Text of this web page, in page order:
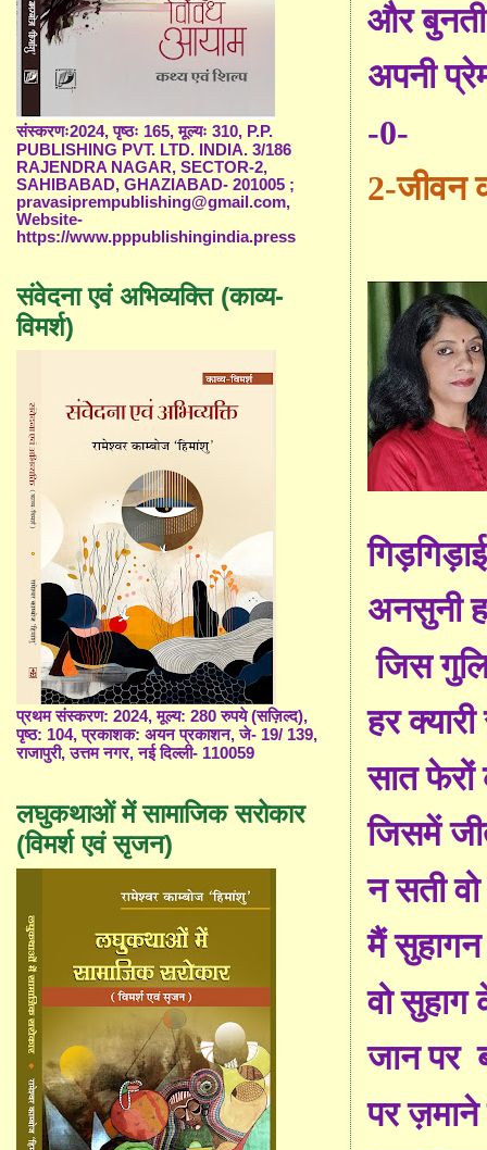
और बुनती
अपनी
-0-
2-जीवन
अनसुनी
जिस
हर
सात फेरों
जिसमें
न सती
मैं
वो सुहाग
जान पर
पर
संस्करणः2024, पृष्ठः 165, मूल्यः 310, P.P.
PUBLISHING PVT. LTD. INDIA. 3/186
RAJENDRA NAGAR, SECTOR-2,
SAHIBABAD, GHAZIABAD- 201005 ;
pravasiprempublishing@gmail.com,
Website-
https://www.pppublishingindia.press
संवेदना एवं अभिव्यक्ति (काव्य-
विमर्श)
प्रथम संस्करण: 2024, मूल्य: 280 रुपये (सज़िल्द),
पृष्ठ: 104, प्रकाशक: अयन प्रकाशन, जे- 19/ 139,
राजापुरी, उत्तम नगर, नई दिल्ली- 110059
लघुकथाओं में सामाजिक सरोकार
(विमर्श एवं सृजन)